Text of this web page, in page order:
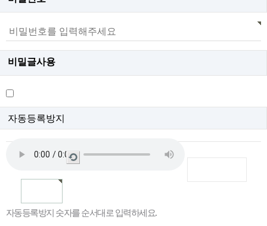
비밀글사용
자동등록방지
새
자동등록방지 숫자를 순서대로 입력하세요.